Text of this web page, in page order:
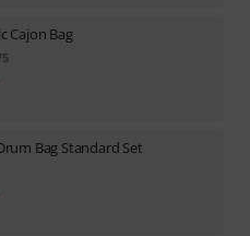
Cajon Bag
Bag Standard Set